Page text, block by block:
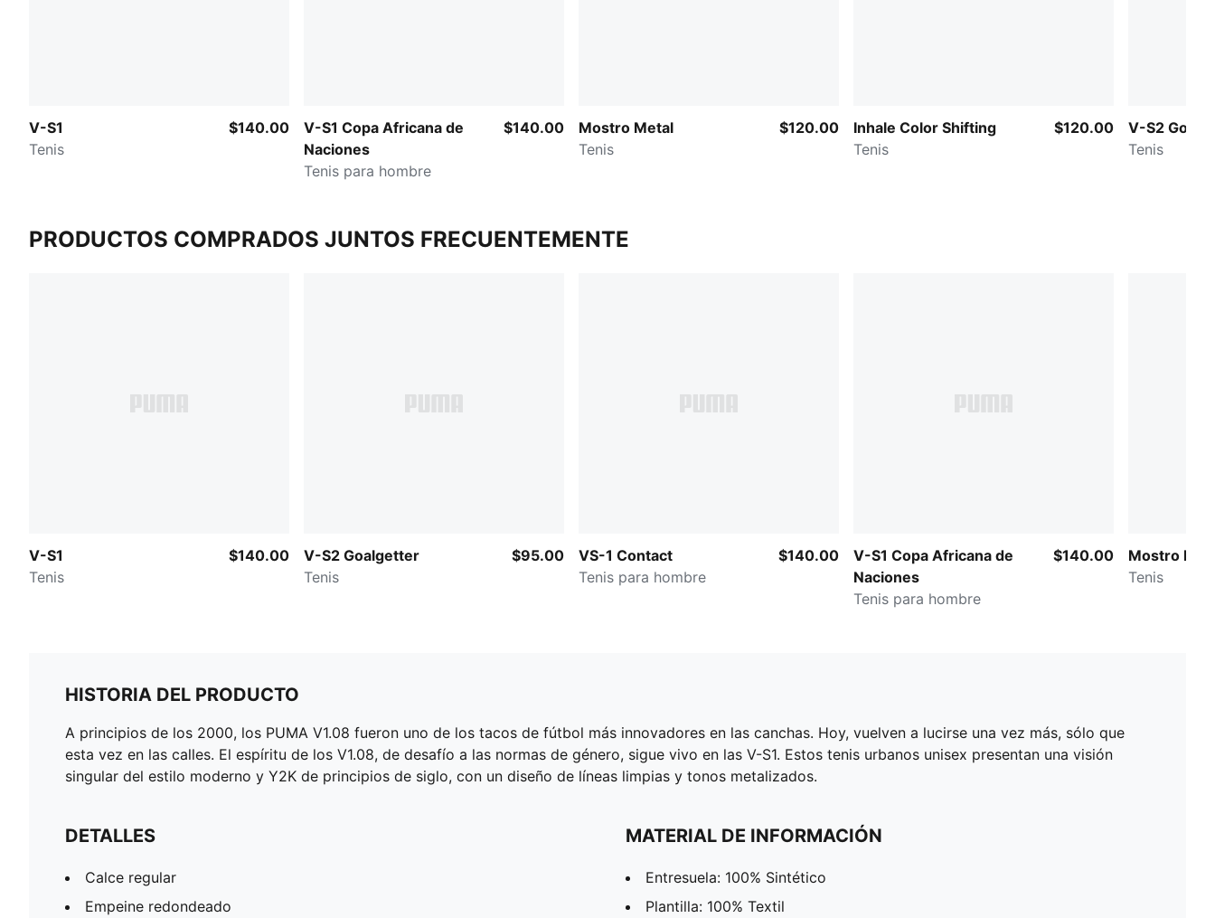
V-S1
Tenis
$140.00
V-S1 Copa Africana de
Naciones
Tenis para hombre
$140.00
Mostro Metal
Tenis
$120.00
Inhale Color Shifting
Tenis
$120.00
V-S2
Tenis
PRODUCTOS COMPRADOS JUNTOS FRECUENTEMENTE
V-S1
Tenis
$140.00
V-S2 Goalgetter
Tenis
$95.00
VS-1 Contact
Tenis para hombre
$140.00
V-S1 Copa Africana de
Naciones
Tenis para hombre
$140.00
Mostro
Tenis
HISTORIA DEL PRODUCTO
A principios de los 2000, los PUMA V1.08 fueron uno de los tacos de fútbol más innovadores en las canchas. Hoy, vuelven a lucirse una vez más, sólo que
esta vez en las calles. El espíritu de los V1.08, de desafío a las normas de género, sigue vivo en las V-S1. Estos tenis urbanos unisex presentan una visión
singular del estilo moderno y Y2K de principios de siglo, con un diseño de líneas limpias y tonos metalizados.
DETALLES
Calce regular
Empeine redondeado
MATERIAL DE INFORMACIÓN
Entresuela: 100% Sintético
Plantilla: 100% Textil